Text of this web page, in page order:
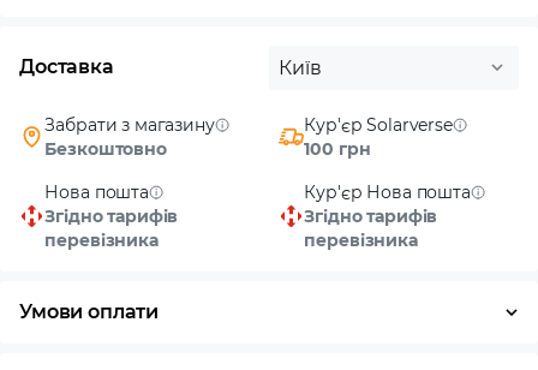
Доставка Київ
Забрати з магазину
Безкоштовно
Кур'єр Solarverse
100 грн
Нова пошта
Згідно тарифів
перевізника
Кур'єр Нова пошта
Згідно тарифів
перевізника
Умови оплати